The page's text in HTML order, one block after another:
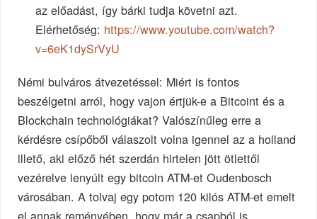
az előadást, így bárki tudja követni azt.
Elérhetőség: https://www.youtube.com/watch?
v=6eK1dySrVyU
Némi bulváros átvezetéssel: Miért is fontos
beszélgetni arról, hogy vajon értjük-e a Bitcoint és a
Blockchain technológiákat? Valószínűleg erre a
kérdésre csípőből válaszolt volna igennel az a holland
illető, aki előző hét szerdán hirtelen jött ötlettől
vezérelve lenyúlt egy bitcoin ATM-et Oudenbosch
városában. A tolvaj egy potom 120 kilós ATM-et emelt
el annak reményében, hogy már a csapból is